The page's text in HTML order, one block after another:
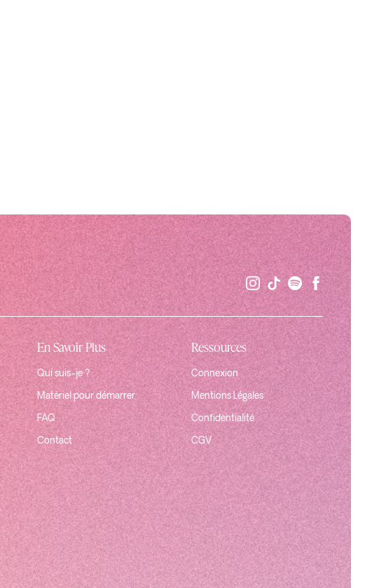
En Savoir Plus
Qui suis-je ?
Matériel pour démarrer
FAQ
Contact
Ressources
Connexion
Mentions Légales
Confidentialité
CGV